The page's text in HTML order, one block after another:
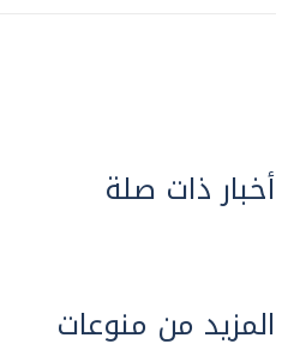
أخبار ذات صلة
المزيد من منوعات